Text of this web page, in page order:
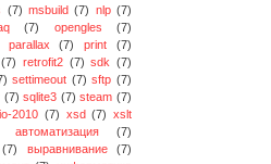
(7) msbuild (7) nlp (7)
(7) opengles
(7)
parallax (7) print
(7)
(7) retrofit2 (7) sdk (7)
settimeout (7) sftp (7)
(7) sqlite3 (7) steam (7)
2010 (7) xsd (7) xslt
автоматизация
(7)
(7) выравнивание
(7)